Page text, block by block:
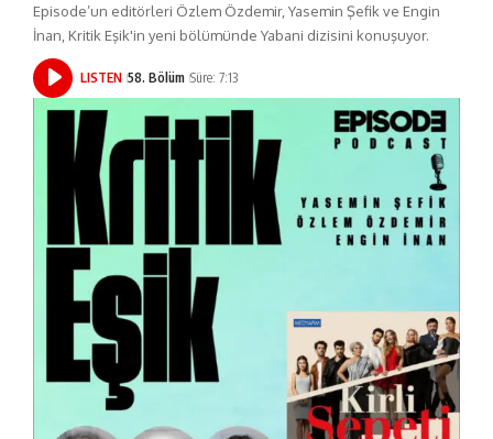
Episode’un editörleri Özlem Özdemir, Yasemin Şefik ve Engin
İnan, Kritik Eşik'in yeni bölümünde Yabani dizisini konuşuyor.
LISTEN 58. Bölüm Süre: 7:13